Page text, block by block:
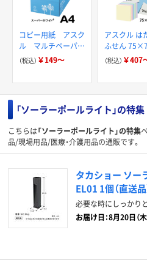
コピー用紙 アスク
ル マルチペーパー
スーパーホワイト+
（税込） ￥149～
アスクル は
ふせん
（税込） ￥407
「ソーラーポールライト」の特集
こちらは「ソーラーポールライト」の特集
品/現場用品/医療・介護用品の通販です。
タカショー ソー
EL01 1個（直送品
必要な時にしっかり
お届け日：8月20日（